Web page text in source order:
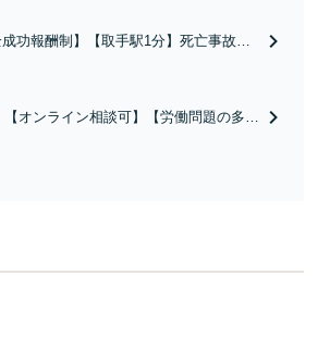
功報酬制】【取手駅1分】死亡事故・
間予約受付】【休日・電話相談可】
【オンライン相談可】【労働問題の多彩